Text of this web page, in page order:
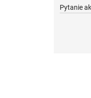
Pytanie